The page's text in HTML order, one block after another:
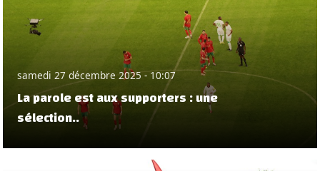
samedi 27 décembre 2025 - 10:07
La parole est aux supporters : une
sélection..